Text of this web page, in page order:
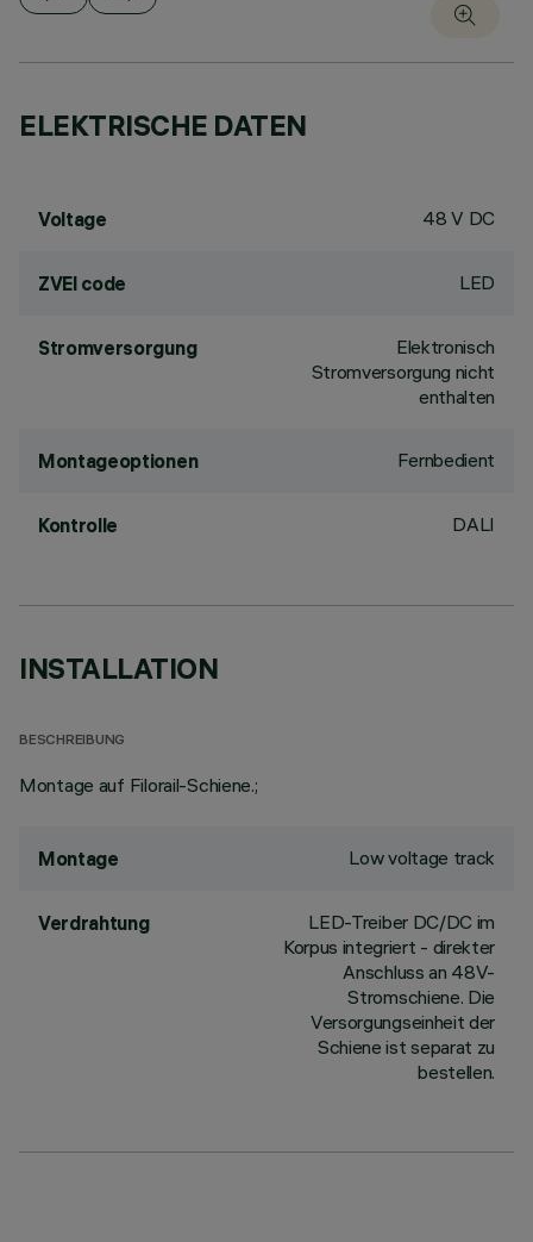
ELEKTRISCHE DATEN
Voltage 48 V DC
ZVEI code LED
Stromversorgung
Elektronisch
Stromversorgung nicht
enthalten
Montageoptionen Fernbedient
Kontrolle DALI
INSTALLATION
BESCHREIBUNG
Montage auf Filorail-Schiene.;
Montage Low voltage track
Verdrahtung
LED-Treiber DC/DC im
Korpus integriert - direkter
Anschluss an 48V-
Stromschiene. Die
Versorgungseinheit der
Schiene ist separat zu
bestellen.